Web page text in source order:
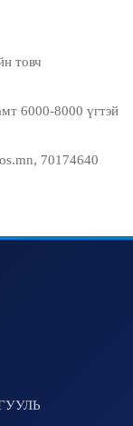
товч
6000-8000 үгтэй
70174640